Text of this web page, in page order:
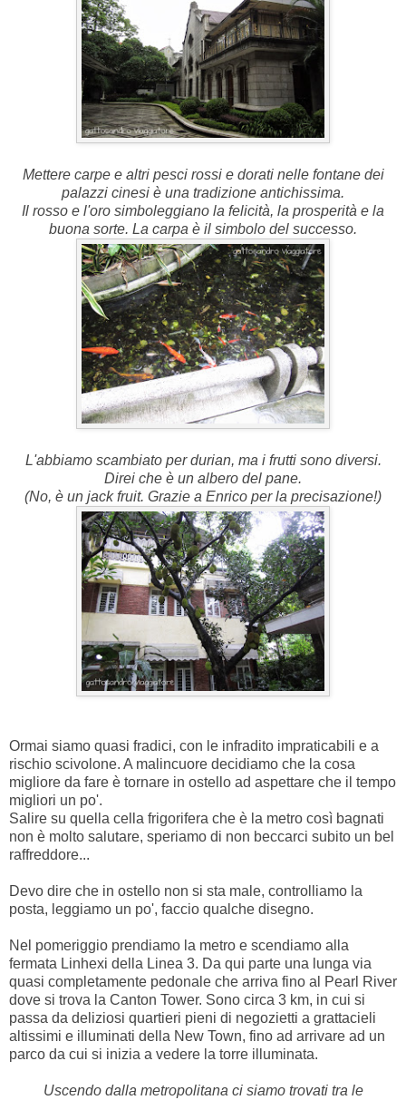
Mettere carpe e altri pesci rossi e dorati nelle fontane dei
palazzi cinesi è una tradizione antichissima.
Il rosso e l'oro simboleggiano la felicità, la prosperità e la
buona sorte. La carpa è il simbolo del successo.
L'abbiamo scambiato per durian, ma i frutti sono diversi.
Direi che è un albero del pane.
(No, è un jack fruit. Grazie a Enrico per la precisazione!)
Ormai siamo quasi fradici, con le infradito impraticabili e a
rischio scivolone. A malincuore decidiamo che la cosa
migliore da fare è tornare in ostello ad aspettare che il tempo
migliori un po'.
Salire su quella cella frigorifera che è la metro così bagnati
non è molto salutare, speriamo di non beccarci subito un bel
raffreddore...
Devo dire che in ostello non si sta male, controlliamo la
posta, leggiamo un po', faccio qualche disegno.
Nel pomeriggio prendiamo la metro e scendiamo alla
fermata Linhexi della Linea 3. Da qui parte una lunga via
quasi completamente pedonale che arriva fino al Pearl River
dove si trova la Canton Tower. Sono circa 3 km, in cui si
passa da deliziosi quartieri pieni di negozietti a grattacieli
altissimi e illuminati della New Town, fino ad arrivare ad un
parco da cui si inizia a vedere la torre illuminata.
Uscendo dalla metropolitana ci siamo trovati tra le